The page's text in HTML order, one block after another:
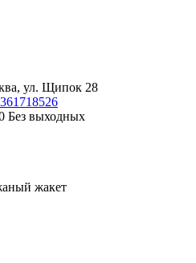
ул. Щипок 28
Без выходных
жакет